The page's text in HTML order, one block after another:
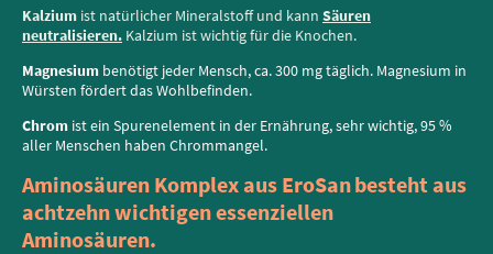
Kalzium ist natürlicher Mineralstoff und kann Säuren
neutralisieren. Kalzium ist wichtig für die Knochen.
Magnesium benötigt jeder Mensch, ca. 300 mg täglich. Magnesium in
Würsten fördert das Wohlbefinden.
Chrom ist ein Spurenelement in der Ernährung, sehr wichtig, 95 %
aller Menschen haben Chrommangel.
Aminosäuren Komplex aus EroSanbesteht aus
achtzehn wichtigen essenziellen
Aminosäuren.